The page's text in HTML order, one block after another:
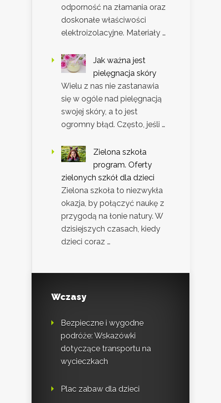
odporność na złamania oraz
doskonałe właściwości
elektroizolacyjne. Materiały …
Jak ważna jest
pielęgnacja skóry
Wielu z nas nie zastanawia
się w ogóle nad pielęgnacją
swojej skóry, a to jest
ogromny błąd. Często, jeśli …
Zielona szkoła
program. Oferty
zielonych szkół dla dzieci
Zielona szkoła to niezwykła
okazja, by połączyć naukę z
przygodą na łonie natury. W
dzisiejszych czasach, kiedy
dzieci coraz …
Wczasy
Bezpieczne i wygodne
podróże: Wskazówki
dotyczące transportu na
wycieczkach
Plac zabaw dla dzieci